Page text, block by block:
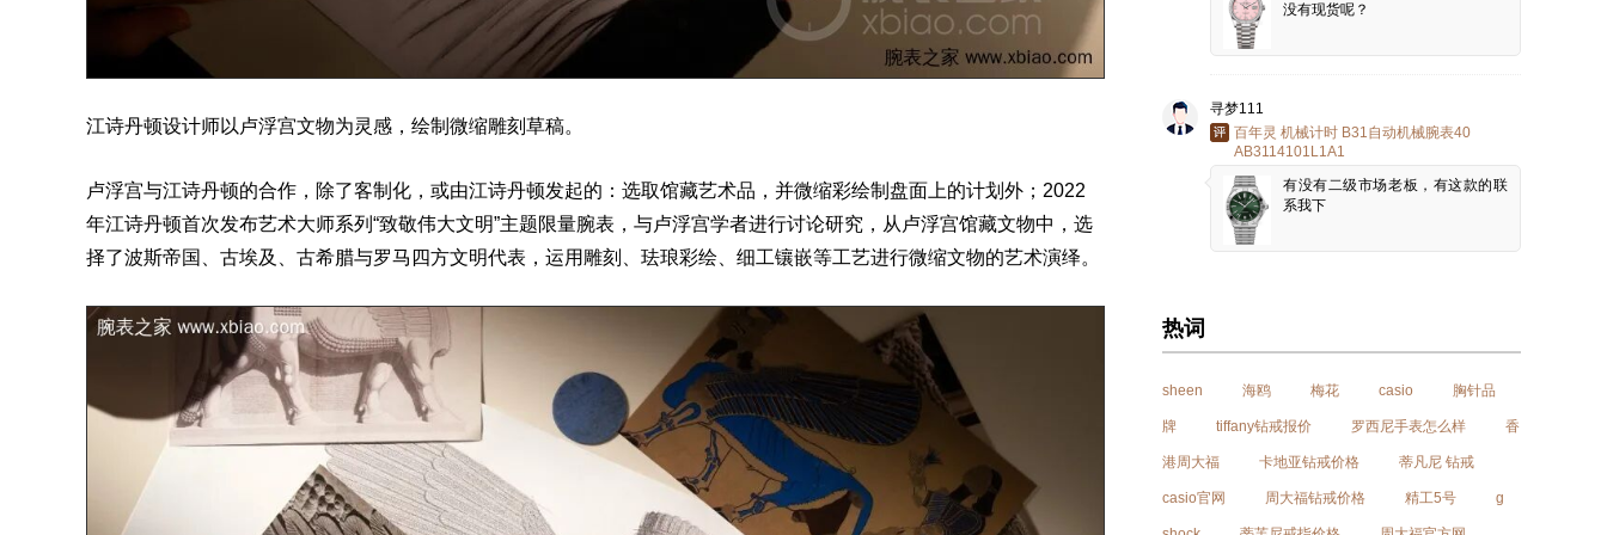
江诗丹顿设计师以卢浮宫文物为灵感，绘制微缩雕刻草稿。
卢浮宫与江诗丹顿的合作，除了客制化，或由江诗丹顿发起的：选取馆藏艺术品，并微缩彩绘制盘面上的计划外；2022
年江诗丹顿首次发布艺术大师系列 “致敬伟大文明”主题限量腕表 ，与卢浮宫学者进行讨论研究，从卢浮宫馆藏文物中，选
择了波斯帝国、古埃及、古希腊与罗马四方文明代表 ，运用雕刻、珐琅彩绘、细工镶嵌等工艺进行微缩文物的艺术演绎。
没有现货呢？
寻梦111
百年灵 机械计时 B31自动机械腕表40
AB3114101L1A1
有没有二级市场老板，有这款的联
系我下
热词
sheen 海鸥 梅花 casio 胸针品
牌 tiffany钻戒报价 罗西尼手表怎么样 香
港周大福 卡地亚钻戒价格 蒂凡尼 钻戒
casio官网 周大福钻戒价格 精工5号 g